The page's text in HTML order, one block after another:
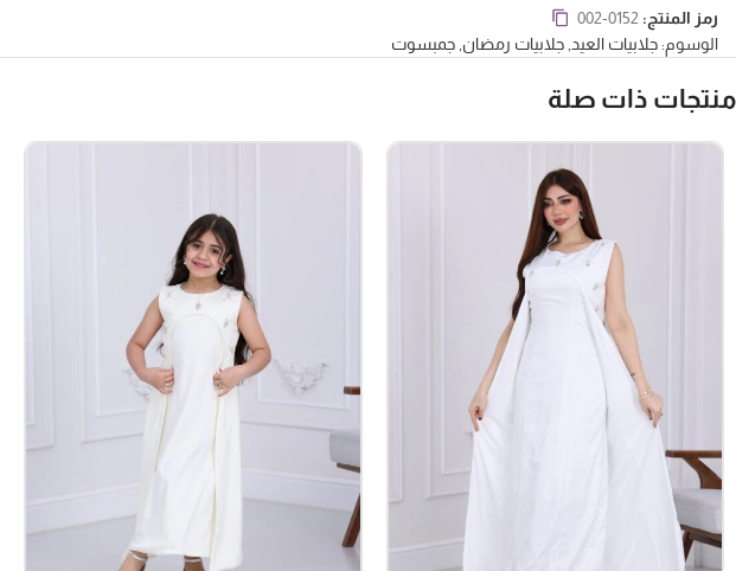
الألوان
: يتميز الأفرول بتوفره بالألوان الأسود والسكري، وهما لونين كلاسيكيين ومتناسقين. يعزز اللونانرمز المنتج: 002-0152
الوسوم:جلابيات العيد جلابيات رمضان جمبسوت
منتجات ذات صلة